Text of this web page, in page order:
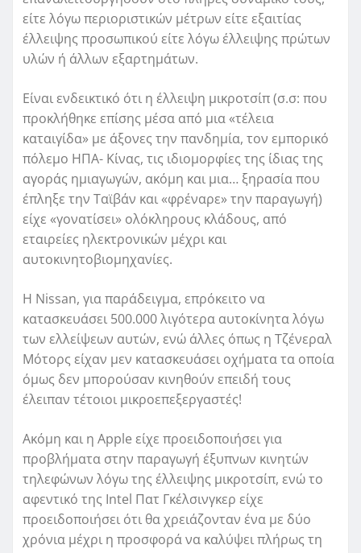
είτε λόγω περιοριστικών μέτρων είτε εξαιτίας
έλλειψης προσωπικού είτε λόγω έλλειψης πρώτων
υλών ή άλλων εξαρτημάτων.
Είναι ενδεικτικό ότι η έλλειψη μικροτσίπ (σ.σ: που
προκλήθηκε επίσης μέσα από μια «τέλεια
καταιγίδα» με άξονες την πανδημία, τον εμπορικό
πόλεμο ΗΠΑ- Κίνας, τις ιδιομορφίες της ίδιας της
αγοράς ημιαγωγών, ακόμη και μια… ξηρασία που
έπληξε την Ταϊβάν και «φρέναρε» την παραγωγή)
είχε «γονατίσει» ολόκληρους κλάδους, από
εταιρείες ηλεκτρονικών μέχρι και
αυτοκινητοβιομηχανίες.
Η Nissan, για παράδειγμα, επρόκειτο να
κατασκευάσει 500.000 λιγότερα αυτοκίνητα λόγω
των ελλείψεων αυτών, ενώ άλλες όπως η Τζένεραλ
Μότορς είχαν μεν κατασκευάσει οχήματα τα οποία
όμως δεν μπορούσαν κινηθούν επειδή τους
έλειπαν τέτοιοι μικροεπεξεργαστές!
Ακόμη και η Apple είχε προειδοποιήσει για
προβλήματα στην παραγωγή έξυπνων κινητών
τηλεφώνων λόγω της έλλειψης μικροτσίπ, ενώ το
αφεντικό της Intel Πατ Γκέλσινγκερ είχε
προειδοποιήσει ότι θα χρειάζονταν ένα με δύο
χρόνια μέχρι η προσφορά να καλύψει πλήρως τη